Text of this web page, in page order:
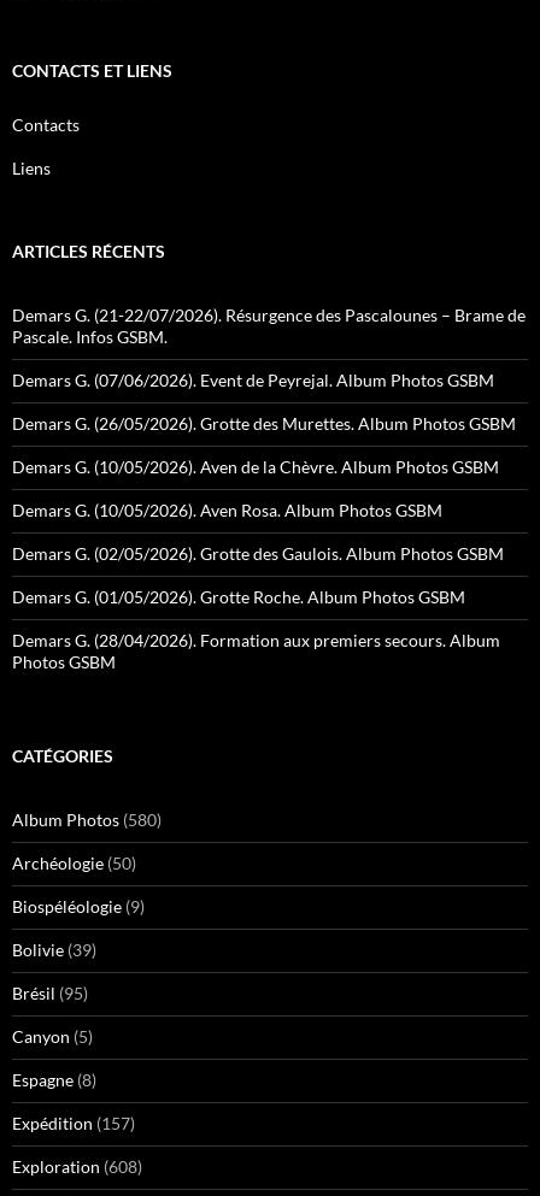
CONTACTS ET LIENS
Contacts
Liens
ARTICLES RÉCENTS
Demars G. (21-22/07/2026). Résurgence des Pascalounes – Brame de
Pascale. Infos GSBM.
Demars G. (07/06/2026). Event de Peyrejal. Album Photos GSBM
Demars G. (26/05/2026). Grotte des Murettes. Album Photos GSBM
Demars G. (10/05/2026). Aven de la Chèvre. Album Photos GSBM
Demars G. (10/05/2026). Aven Rosa. Album Photos GSBM
Demars G. (02/05/2026). Grotte des Gaulois. Album Photos GSBM
Demars G. (01/05/2026). Grotte Roche. Album Photos GSBM
Demars G. (28/04/2026). Formation aux premiers secours. Album
Photos GSBM
CATÉGORIES
Album Photos (580)
Archéologie (50)
Biospéléologie (9)
Bolivie (39)
Brésil (95)
Canyon (5)
Espagne (8)
Expédition (157)
Exploration (608)